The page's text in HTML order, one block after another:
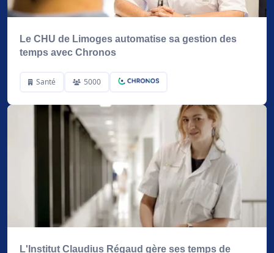
Le CHU de Limoges automatise sa gestion des
temps avec Chronos
Santé 5000
L'Institut Claudius Régaud gère ses temps de